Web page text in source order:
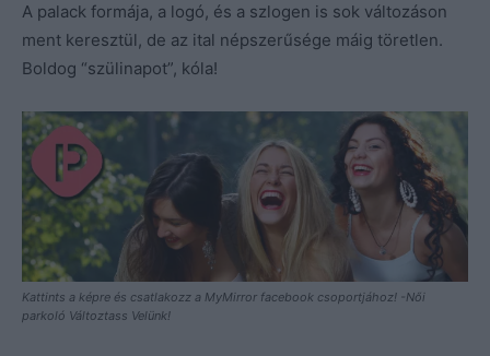
A palack formája, a logó, és a szlogen is sok változáson
ment keresztül, de az ital népszerűsége máig töretlen.
Boldog “szülinapot”, kóla!
Kattints a képre és csatlakozz a MyMirror facebook csoportjához! -Női
parkoló Változtass Velünk!